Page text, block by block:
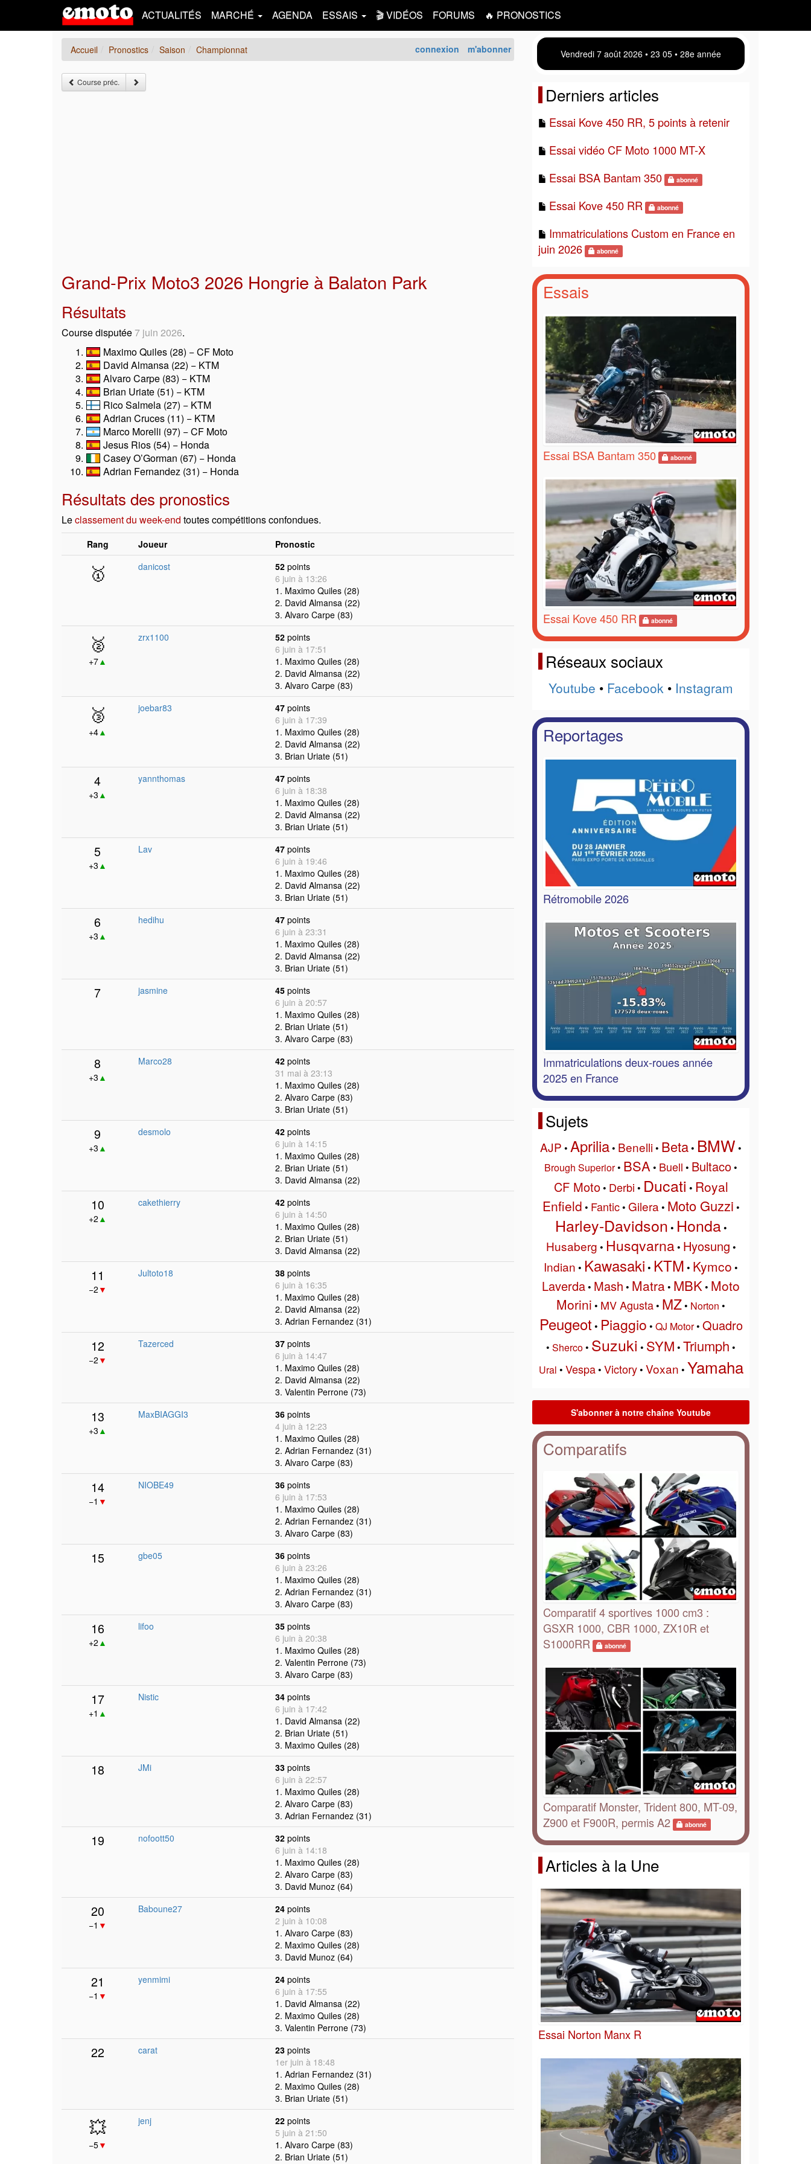
ACTUALITÉS MARCHÉ AGENDA ESSAIS 🎬 VIDÉOS FORUMS 🔥 PRONOSTICS
connexion m'abonner
Accueil Pronostics Saison Championnat
Course préc.
Grand-Prix Moto3 2026 Hongrie à Balaton Park
Résultats
Course disputée7 juin 2026.
Maximo Quiles (28) − CF Moto
David Almansa (22) − KTM
Alvaro Carpe (83) − KTM
Brian Uriate (51) − KTM
Rico Salmela (27) − KTM
Adrian Cruces (11) − KTM
Marco Morelli (97) − CF Moto
Jesus Rios (54) − Honda
Casey O’Gorman (67) − Honda
Adrian Fernandez (31) − Honda
Résultats des pronostics
Leclassement du week-end toutes compétitions confondues.
Rang Joueur Pronostic
🥇 danicost 52 points
6 juin à 13:26
1. Maximo Quiles (28)
2. David Almansa (22)
3. Alvaro Carpe (83)
🥈
+7▲
zrx1100 52 points
6 juin à 17:51
1. Maximo Quiles (28)
2. David Almansa (22)
3. Alvaro Carpe (83)
🥉
+4▲
joebar83 47 points
6 juin à 17:39
1. Maximo Quiles (28)
2. David Almansa (22)
3. Brian Uriate (51)
4
+3 ▲
yannthomas 47 points
6 juin à 18:38
1. Maximo Quiles (28)
2. David Almansa (22)
3. Brian Uriate (51)
5
+3 ▲
Lav 47 points
6 juin à 19:46
1. Maximo Quiles (28)
2. David Almansa (22)
3. Brian Uriate (51)
6
+3 ▲
hedihu 47 points
6 juin à 23:31
1. Maximo Quiles (28)
2. David Almansa (22)
3. Brian Uriate (51)
7 jasmine 45 points
6 juin à 20:57
1. Maximo Quiles (28)
2. Brian Uriate (51)
3. Alvaro Carpe (83)
8
+3 ▲
Marco28 42 points
31 mai à 23:13
1. Maximo Quiles (28)
2. Alvaro Carpe (83)
3. Brian Uriate (51)
9
+3 ▲
desmolo 42 points
6 juin à 14:15
1. Maximo Quiles (28)
2. Brian Uriate (51)
3. David Almansa (22)
10
+2 ▲
cakethierry 42 points
6 juin à 14:50
1. Maximo Quiles (28)
2. Brian Uriate (51)
3. David Almansa (22)
11
−2 ▼
Jultoto18 38 points
6 juin à 16:35
1. Maximo Quiles (28)
2. David Almansa (22)
3. Adrian Fernandez (31)
12
−2 ▼
Tazerced 37 points
6 juin à 14:47
1. Maximo Quiles (28)
2. David Almansa (22)
3. Valentin Perrone (73)
13
+3 ▲
MaxBIAGGI3 36 points
4 juin à 12:23
1. Maximo Quiles (28)
2. Adrian Fernandez (31)
3. Alvaro Carpe (83)
14
−1 ▼
NIOBE49 36 points
6 juin à 17:53
1. Maximo Quiles (28)
2. Adrian Fernandez (31)
3. Alvaro Carpe (83)
15 gbe05 36 points
6 juin à 23:26
1. Maximo Quiles (28)
2. Adrian Fernandez (31)
3. Alvaro Carpe (83)
16
+2 ▲
lifoo 35 points
6 juin à 20:38
1. Maximo Quiles (28)
2. Valentin Perrone (73)
3. Alvaro Carpe (83)
17
+1 ▲
Nistic 34 points
6 juin à 17:42
1. David Almansa (22)
2. Brian Uriate (51)
3. Maximo Quiles (28)
18 JMi 33 points
6 juin à 22:57
1. Maximo Quiles (28)
2. Alvaro Carpe (83)
3. Adrian Fernandez (31)
19 nofoott50 32 points
6 juin à 14:18
1. Maximo Quiles (28)
2. Alvaro Carpe (83)
3. David Munoz (64)
20
−1 ▼
Baboune27 24 points
2 juin à 10:08
1. Alvaro Carpe (83)
2. Maximo Quiles (28)
3. David Munoz (64)
21
−1 ▼
yenmimi 24 points
6 juin à 17:55
1. David Almansa (22)
2. Maximo Quiles (28)
3. Valentin Perrone (73)
22 carat 23 points
1er juin à 18:48
1. Adrian Fernandez (31)
2. Maximo Quiles (28)
3. Brian Uriate (51)
💥
−5▼
jenj 22 points
5 juin à 21:50
1. Alvaro Carpe (83)
2. Brian Uriate (51)
Vendredi 7 août 2026 • 23:05 • 28e année
Derniers articles
Essai Kove 450 RR, 5 points à retenir
Essai vidéo CF Moto 1000 MT-X
Essai BSA Bantam 350
abonné
Essai Kove 450 RR abonné
Immatriculations Custom en France en
juin 2026
abonné
Essais
Essai BSA Bantam 350 abonné
Essai Kove 450 RR abonné
Réseaux sociaux
Youtube • Facebook • Instagram
Reportages
Rétromobile 2026
Immatriculations deux-roues année
2025 en France
Sujets
AJP • Aprilia• Benelli• Beta• BMW •
Brough Superior• BSA • Buell • Bultaco•
CF Moto• Derbi • Ducati • Royal
Enfield • Fantic• Gilera • Moto Guzzi •
Harley-Davidson • Honda•
Husaberg • Husqvarna• Hyosung •
Indian • Kawasaki • KTM • Kymco •
Laverda• Mash • Matra• MBK • Moto
Morini • MV Agusta• MZ• Norton •
Peugeot • Piaggio • QJ Motor• Quadro
• Sherco• Suzuki • SYM • Triumph •
Ural • Vespa• Victory• Voxan • Yamaha
Comparatifs
Comparatif 4 sportives 1000 cm3 :
GSXR 1000, CBR 1000, ZX10R et
S1000RR
abonné
Comparatif Monster, Trident 800, MT-09,
Z900 et F900R, permis A2
abonné
Articles à la Une
Essai Norton Manx R